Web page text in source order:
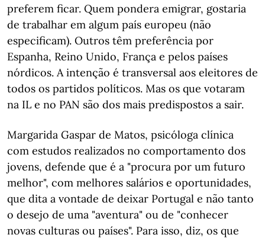
preferem ficar. Quem pondera emigrar, gostaria
de trabalhar em algum país europeu (não
especificam). Outros têm preferência por
Espanha, Reino Unido, França e pelos países
nórdicos. A intenção é transversal aos eleitores de
todos os partidos políticos. Mas os que votaram
na IL e no PAN são dos mais predispostos a sair.
Margarida Gaspar de Matos, psicóloga clínica
com estudos realizados no comportamento dos
jovens, defende que é a "procura por um futuro
melhor", com melhores salários e oportunidades,
que dita a vontade de deixar Portugal e não tanto
o desejo de uma "aventura" ou de "conhecer
novas culturas ou países". Para isso, diz, os que